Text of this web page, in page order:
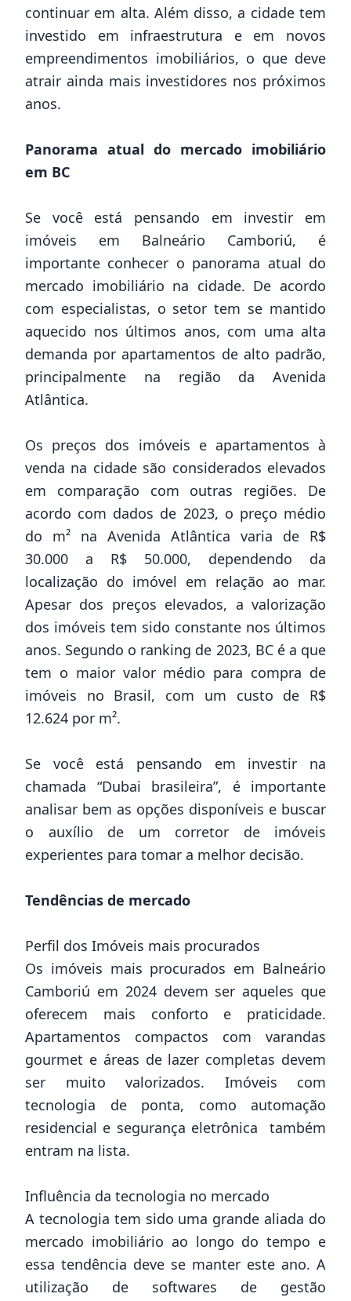
continuar em alta. Além disso, a cidade tem
investido em infraestrutura e em novos
empreendimentos imobiliários, o que deve
atrair ainda mais investidores nos próximos
anos.
Panorama atual do mercado imobiliário
em BC
Se você está pensando em investir em
imóveis em Balneário Camboriú, é
importante conhecer o panorama atual do
mercado imobiliário na cidade. De acordo
com especialistas, o setor tem se mantido
aquecido nos últimos anos, com uma alta
demanda por apartamentos de alto padrão,
principalmente na região da Avenida
Atlântica.
Os preços dos imóveis e apartamentos à
venda na cidade são considerados elevados
em comparação com outras regiões. De
acordo com dados de 2023, o preço médio
do m² na Avenida Atlântica varia de R$
30.000 a R$ 50.000, dependendo da
localização do imóvel em relação ao mar.
Apesar dos preços elevados, a valorização
dos imóveis tem sido constante nos últimos
anos. Segundo o ranking de 2023, BC é a que
tem o maior valor médio para compra de
imóveis no Brasil, com um custo de R$
12.624 por m².
Se você está pensando em investir na
chamada “Dubai brasileira”, é importante
analisar bem as opções disponíveis e buscar
o auxílio de um corretor de imóveis
experientes para tomar a melhor decisão.
Tendências de mercado
Perfil dos Imóveis mais procurados
Os imóveis mais procurados em Balneário
Camboriú em 2024 devem ser aqueles que
oferecem mais conforto e praticidade.
Apartamentos compactos com varandas
gourmet e áreas de lazer completas devem
ser muito valorizados. Imóveis com
tecnologia de ponta, como automação
residencial e segurança eletrônica também
entram na lista.
Influência da tecnologia no mercado
A tecnologia tem sido uma grande aliada do
mercado imobiliário ao longo do tempo e
essa tendência deve se manter este ano. A
utilização de softwares de gestão